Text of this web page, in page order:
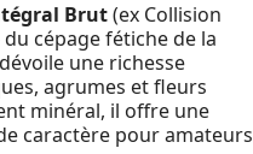
Brut(ex Collision
cépage fétiche de la
une richesse
agrumes et fleurs
minéral, il offre une
caractère pour amateurs